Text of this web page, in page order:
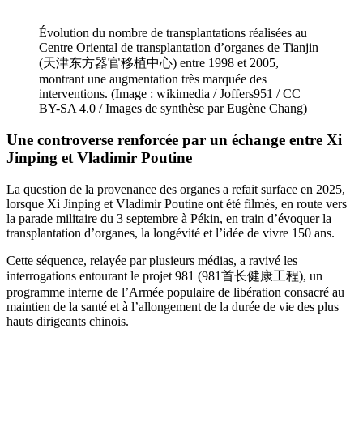
Évolution du nombre de transplantations réalisées au
Centre Oriental de transplantation d’organes de Tianjin
(天津东方器官移植中心) entre 1998 et 2005,
montrant une augmentation très marquée des
interventions. (Image : wikimedia / Joffers951 / CC
BY-SA 4.0 / Images de synthèse par Eugène Chang)
Une controverse renforcée par un échange entre Xi
Jinping et Vladimir Poutine
La question de la provenance des organes a refait surface en 2025,
lorsque Xi Jinping et Vladimir Poutine ont été filmés, en route vers
la parade militaire du 3 septembre à Pékin, en train d’évoquer la
transplantation d’organes, la longévité et l’idée de vivre 150 ans.
Cette séquence, relayée par plusieurs médias, a ravivé les
interrogations entourant le projet 981 (981首长健康工程), un
programme interne de l’Armée populaire de libération consacré au
maintien de la santé et à l’allongement de la durée de vie des plus
hauts dirigeants chinois.